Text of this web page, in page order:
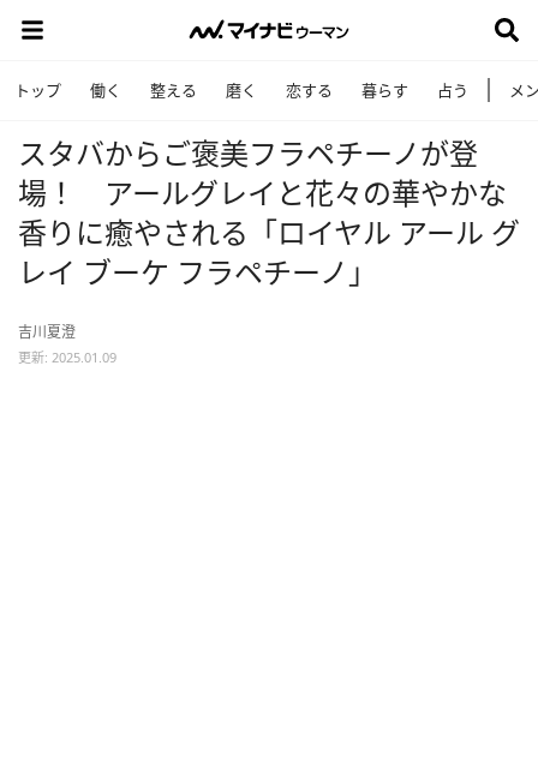
トップ 働く 整える 磨く 恋する 暮らす 占う メ
スタバからご褒美フラペチーノが登
場！ アールグレイと花々の華やかな
香りに癒やされる「ロイヤル アール グ
レイ ブーケ フラペチーノ」
吉川夏澄
更新: 2025.01.09